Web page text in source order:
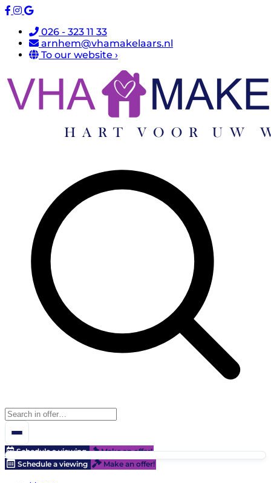
026 - 323 11 33
arnhem@vhamakelaars.nl
To our website ›
Schedule a viewing
Make an offer!
Schedule a viewing
Make an offer!